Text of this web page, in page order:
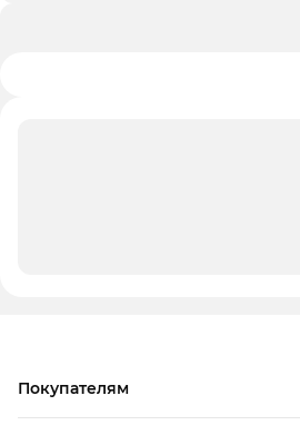
Покупателям